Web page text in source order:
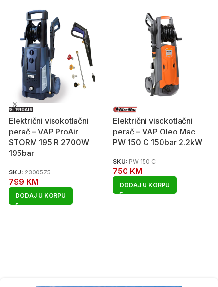
Električni visokotlačni
perač – VAP ProAir
STORM 195 R 2700W
195bar
SKU: 2300575
799 KM
DODAJ U KORPU
Električni visokotlačni
perač – VAP Oleo Mac
PW 150 C 150bar 2.2kW
SKU: PW 150 C
750 KM
DODAJ U KORPU